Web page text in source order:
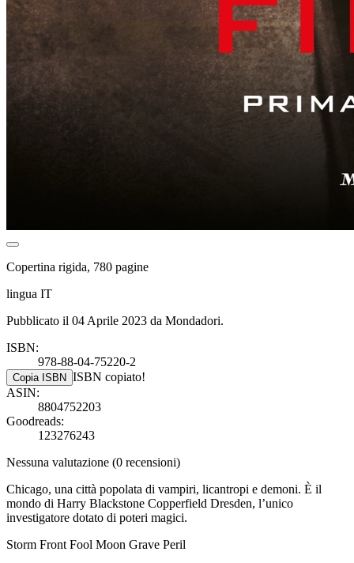
Copertina rigida, 780 pagine
lingua IT
Pubblicato il 04 Aprile 2023 da Mondadori.
ISBN:
978-88-04-75220-2
Copia ISBN ISBN copiato!
ASIN:
8804752203
Goodreads:
123276243
Nessuna valutazione (0 recensioni)
Chicago, una città popolata di vampiri, licantropi e demoni. È il
mondo di Harry Blackstone Copperfield Dresden, l’unico
investigatore dotato di poteri magici.
Storm Front Fool Moon Grave Peril